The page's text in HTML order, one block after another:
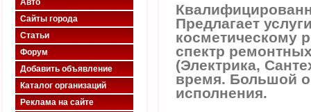
Авто
Сайты города
Статьи
Форум
Добавить объявление
Каталог организаций
Реклама на сайте
Предлагает
косметическому
спектр
(Электрика,
время. Большой
исполнения.